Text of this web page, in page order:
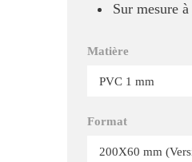
Sur mesure
Matière
Format